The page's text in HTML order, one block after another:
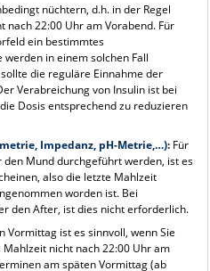
nüchtern, d.h. in der Regel
nach 22:00 Uhr am Vorabend. Für
ein bestimmtes
in einem solchen Fall
die reguläre Einnahme der
Verabreichung von Insulin ist bei
Dosis entsprechend zu reduzieren
Impedanz, pH-Metrie,…):Für
Mund durchgeführt werden, ist es
also die letzte Mahlzeit
worden ist. Bei
den After, ist dies nicht erforderlich.
ist es sinnvoll, wenn Sie
nicht nach 22:00 Uhr am
am späten Vormittag (ab